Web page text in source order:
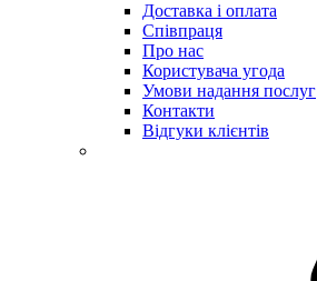
Доставка і оплата
Співпраця
Про нас
Користувача угода
Умови надання послуг
Контакти
Відгуки клієнтів